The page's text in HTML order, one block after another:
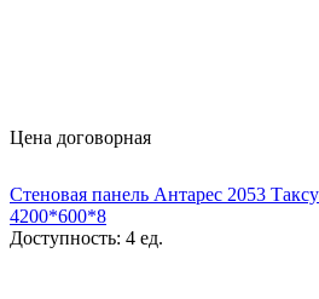
Цена договорная
Стеновая панель Антарес 2053
4200*600*8
Доступность: 4 ед.